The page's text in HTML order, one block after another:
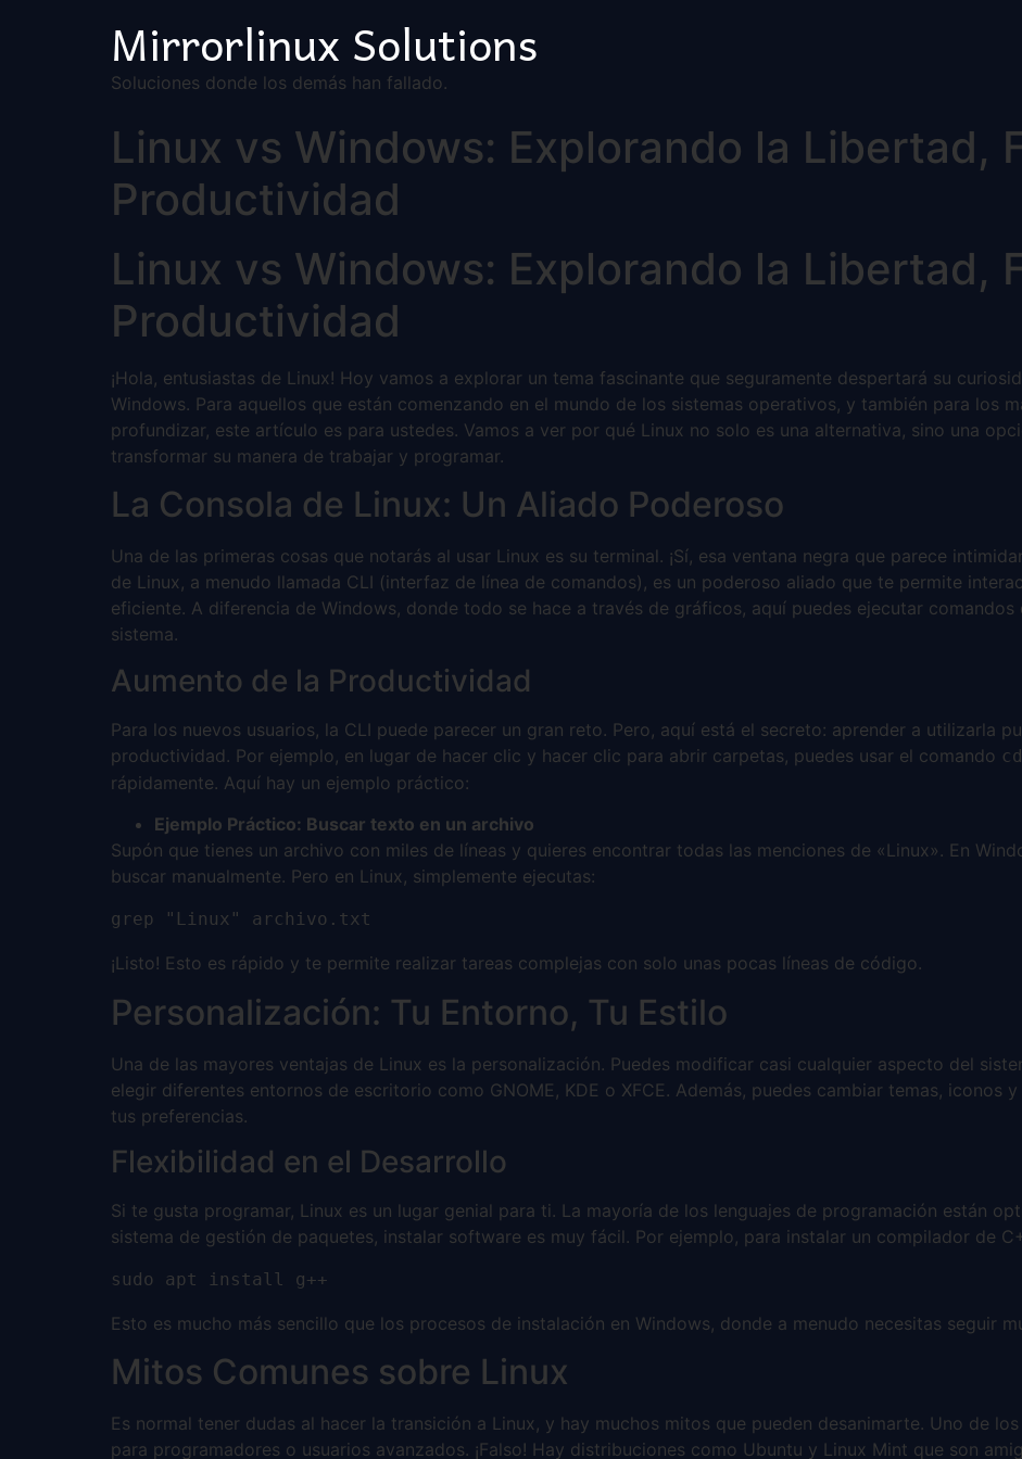
Mirrorlinux Solutions
Soluciones donde los demás han fallado.
Linux vs Windows: Explorando la Libertad,
Productividad
Linux vs Windows: Explorando la Libertad,
Productividad
¡Hola, entusiastas de Linux! Hoy vamos a explorar un tema fascinante que seguramente despertará su
Windows. Para aquellos que están comenzando en el mundo de los sistemas operativos, y también para los
profundizar, este artículo es para ustedes. Vamos a ver por qué Linux no solo es una alternativa, sino una
transformar su manera de trabajar y programar.
La Consola de Linux: Un Aliado Poderoso
Una de las primeras cosas que notarás al usar Linux es su terminal. ¡Sí, esa ventana negra que parece
de Linux, a menudo llamada CLI (interfaz de línea de comandos), es un poderoso aliado que te permite
eficiente. A diferencia de Windows, donde todo se hace a través de gráficos, aquí puedes ejecutar
sistema.
Aumento de la Productividad
Para los nuevos usuarios, la CLI puede parecer un gran reto. Pero, aquí está el secreto: aprender a utilizarla
productividad. Por ejemplo, en lugar de hacer clic y hacer clic para abrir carpetas, puedes usar el comando cd
rápidamente. Aquí hay un ejemplo práctico:
Ejemplo Práctico: Buscar texto en un archivo
Supón que tienes un archivo con miles de líneas y quieres encontrar todas las menciones de «Linux». En
buscar manualmente. Pero en Linux, simplemente ejecutas:
grep "Linux" archivo.txt
¡Listo! Esto es rápido y te permite realizar tareas complejas con solo unas pocas líneas de código.
Personalización: Tu Entorno, Tu Estilo
Una de las mayores ventajas de Linux es la personalización. Puedes modificar casi cualquier aspecto del
elegir diferentes entornos de escritorio como GNOME, KDE o XFCE. Además, puedes cambiar temas, iconos
tus preferencias.
Flexibilidad en el Desarrollo
Si te gusta programar, Linux es un lugar genial para ti. La mayoría de los lenguajes de programación están
sistema de gestión de paquetes, instalar software es muy fácil. Por ejemplo, para instalar un compilador de
sudo apt install g++
Esto es mucho más sencillo que los procesos de instalación en Windows, donde a menudo necesitas seguir
Mitos Comunes sobre Linux
Es normal tener dudas al hacer la transición a Linux, y hay muchos mitos que pueden desanimarte. Uno de
para programadores o usuarios avanzados. ¡Falso! Hay distribuciones como Ubuntu y Linux Mint que son